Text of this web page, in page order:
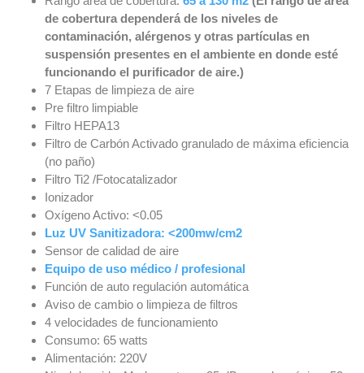
de cobertura dependerá de los niveles de
contaminación, alérgenos y otras partículas en
suspensión presentes en el ambiente en donde esté
funcionando el purificador de aire.)
7 Etapas de limpieza de aire
Pre filtro limpiable
Filtro HEPA13
Filtro de Carbón Activado granulado de máxima eficiencia
(no paño)
Filtro Ti2 /Fotocatalizador
Ionizador
Oxígeno Activo: <0.05
Luz UV Sanitizadora: <200mw/cm2
Sensor de calidad de aire
Equipo de uso médico / profesional
Función de auto regulación automática
Aviso de cambio o limpieza de filtros
4 velocidades de funcionamiento
Consumo: 65 watts
Alimentación: 220V